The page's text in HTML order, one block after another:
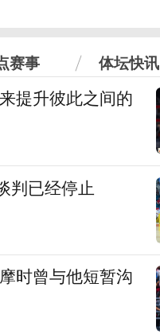
赛事 体坛快讯
提升彼此之间的
判已经停止
时曾与他短暂沟